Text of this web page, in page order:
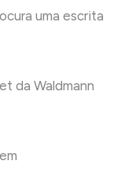
uma escrita
da Waldmann